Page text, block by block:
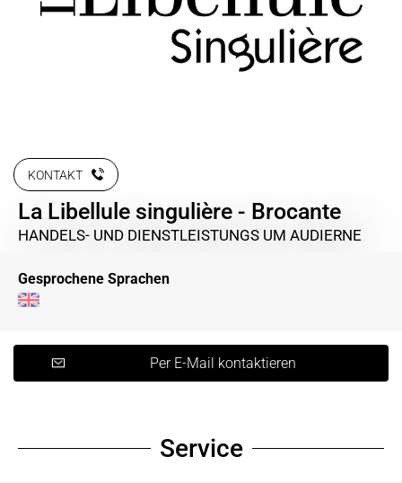
KONTAKT
La Libellule singulière - Brocante
HANDELS- UND DIENSTLEISTUNGS UM AUDIERNE
Gesprochene Sprachen
Per E-Mail kontaktieren
Service